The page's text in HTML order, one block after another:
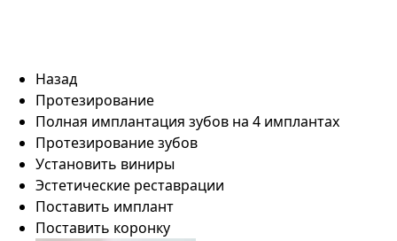
Назад
Протезирование
Полная имплантация зубов на 4 имплантах
Протезирование зубов
Установить виниры
Эстетические реставрации
Поставить имплант
Поставить коронку